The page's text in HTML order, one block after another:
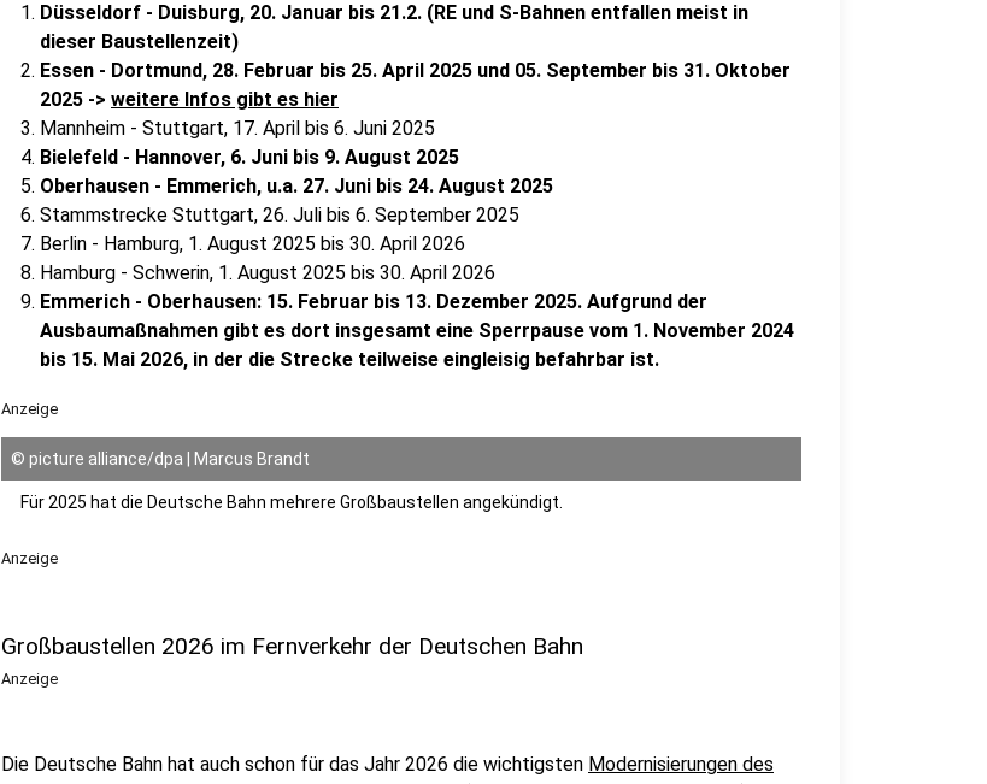
Düsseldorf - Duisburg, 20. Januar bis 21.2. (RE und S-Bahnen entfallen meist in
dieser Baustellenzeit)
Essen - Dortmund, 28. Februar bis 25. April 2025 und 05. September bis 31. Oktober
2025 -> weitere Infos gibt es hier
Mannheim - Stuttgart, 17. April bis 6. Juni 2025
Bielefeld - Hannover, 6. Juni bis 9. August 2025
Oberhausen - Emmerich, u.a. 27. Juni bis 24. August 2025
Stammstrecke Stuttgart, 26. Juli bis 6. September 2025
Berlin - Hamburg, 1. August 2025 bis 30. April 2026
Hamburg - Schwerin, 1. August 2025 bis 30. April 2026
Emmerich - Oberhausen: 15. Februar bis 13. Dezember 2025. Aufgrund der
Ausbaumaßnahmen gibt es dort insgesamt eine Sperrpause vom 1. November 2024
bis 15. Mai 2026, in der die Strecke teilweise eingleisig befahrbar ist.
Anzeige
© picture alliance/dpa | Marcus Brandt
Für 2025 hat die Deutsche Bahn mehrere Großbaustellen angekündigt.
Anzeige
Großbaustellen 2026 im Fernverkehr der Deutschen Bahn
Anzeige
Die Deutsche Bahn hat auch schon für das Jahr 2026 die wichtigsten Modernisierungen des